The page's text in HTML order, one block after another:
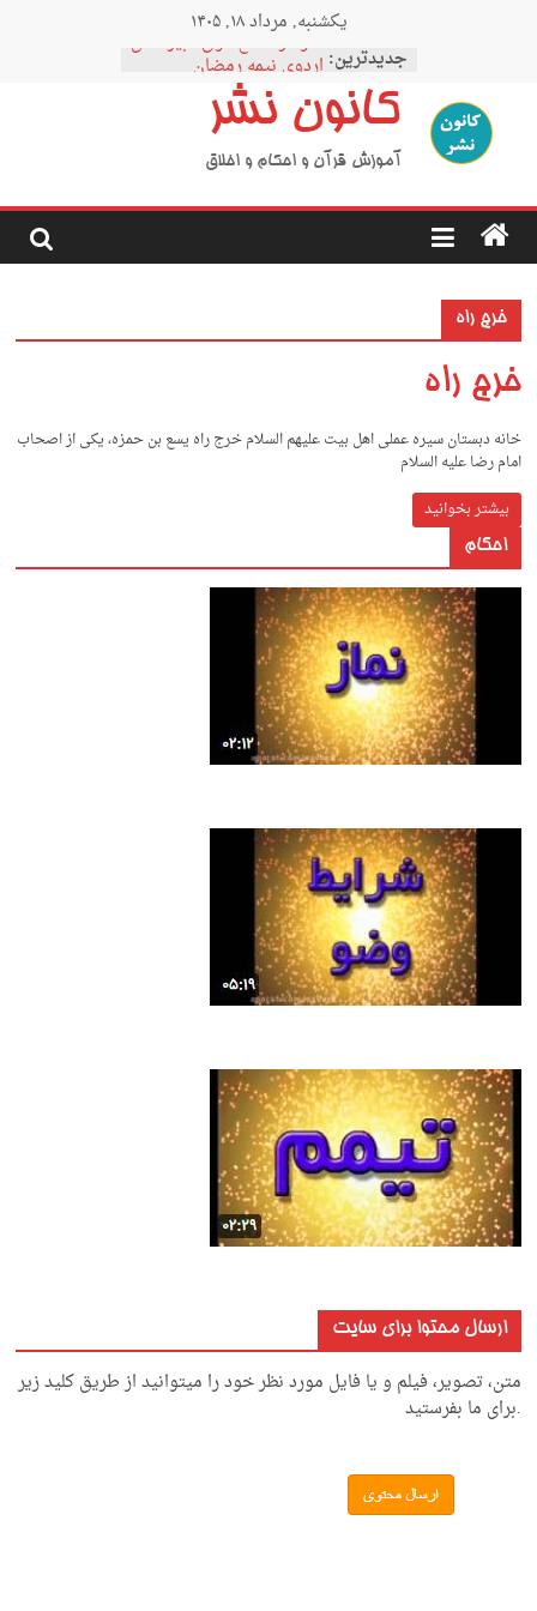
یکشنبه, مرداد ۱۸, ۱۴۰۵
جدیدترین:
نمودار مقطع فوق دبیرستان
اردوی نیمه رمضان
اردوی نیمه شعبان
اردوی غدیر
کانون نشر
آموزش قرآن و احکام و اخلاق
خرج راه
خرج راه
خانه دبستان سیره عملی اهل بیت علیهم السلام خرج راه یسع بن حمزه، یکی از اصحاب
امام رضا علیه السلام
بیشتر بخوانید
احکام
ارسال محتوا برای سایت
متن، تصویر، فیلم و یا فایل مورد نظر خود را میتوانید از طریق کلید زیر
.برای ما بفرستید